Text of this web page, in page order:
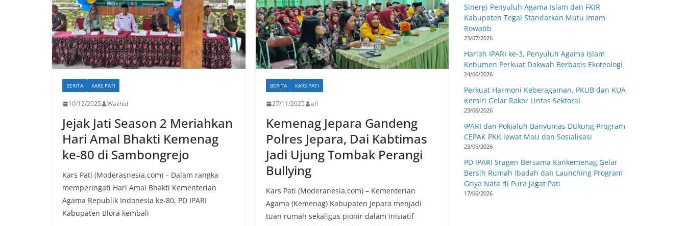
BERITA KARS PATI
10/12/2025 Wakhid
Jejak Jati Season 2 Meriahkan
Hari Amal Bhakti Kemenag
ke-80 di Sambongrejo
Kars Pati (Moderasnesia.com) – Dalam rangka
memperingati Hari Amal Bhakti Kementerian
Agama Republik Indonesia ke-80, PD IPARI
Kabupaten Blora kembali
BERITA KARS PATI
27/11/2025 afi
Kemenag Jepara Gandeng
Polres Jepara, Dai Kabtimas
Jadi Ujung Tombak Perangi
Bullying
Kars Pati (Moderanesia.com) – Kementerian
Agama (Kemenag) Kabupaten Jepara menjadi
tuan rumah sekaligus pionir dalam inisiatif
Sinergi Penyuluh Agama Islam dan FKIR
Kabupaten Tegal Standarkan Mutu Imam
Rowatib
23/07/2026
Harlah IPARI ke-3, Penyuluh Agama Islam
Kebumen Perkuat Dakwah Berbasis Ekoteologi
24/06/2026
Perkuat Harmoni Keberagaman, PKUB dan KUA
Kemiri Gelar Rakor Lintas Sektoral
23/06/2026
IPARI dan Pokjaluh Banyumas Dukung Program
CEPAK PKK lewat MoU dan Sosialisasi
23/06/2026
PD IPARI Sragen Bersama Kankemenag Gelar
Bersih Rumah Ibadah dan Launching Program
Griya Nata di Pura Jagat Pati
17/06/2026